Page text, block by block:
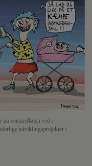
på venstrefløjen ved i
udviklingsprojekter i